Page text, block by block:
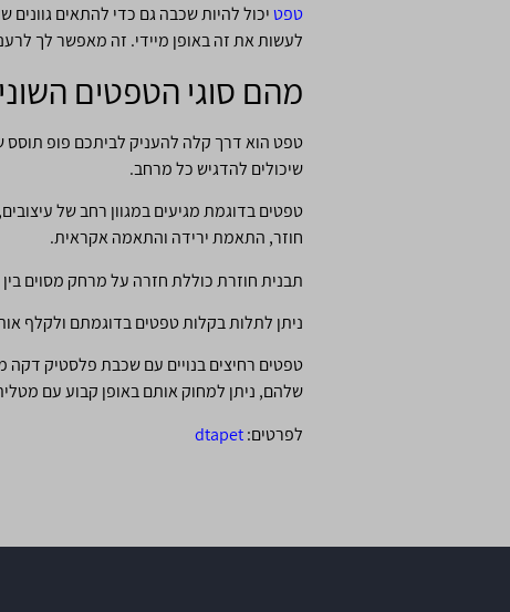
טפטיכול להיות שכבה גם כדי להתאים
לעשות את זה באופן מיידי. זה מאפשר לך
מהם סוגי הטפטים
טפט הוא דרך קלה להעניק לביתכם פופ תוסס
שיכולים להדגיש כל מרחב.
טפטים בדוגמת מגיעים במגוון רחב של
חוזר, התאמת ירידה והתאמה אקראית.
תבנית חוזרת כוללת חזרה על מרחק מסוים בין כל רצועת
ניתן לתלות בקלות טפטים בדוגמתם ולקלף
טפטים רחיצים בנויים עם שכבת פלסטיק
שלהם, ניתן למחוק אותם באופן קבוע עם
לפרטים:dtapet